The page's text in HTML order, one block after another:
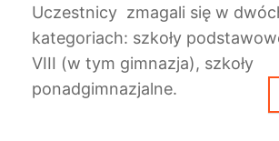
Uczestnicy zmagali się w
kategoriach: szkoły
VIII (w tym gimnazja), szkoły
ponadgimnazjalne.